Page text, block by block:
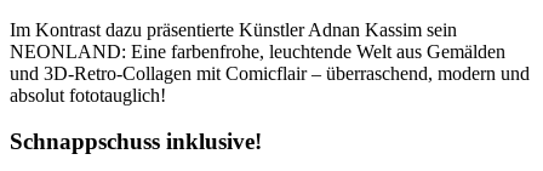
Im Kontrast dazu präsentierte Künstler Adnan Kassim sein
NEONLAND: Eine farbenfrohe, leuchtende Welt aus Gemälden
und 3D-Retro-Collagen mit Comicflair – überraschend, modern und
absolut fototauglich!
Schnappschuss inklusive!